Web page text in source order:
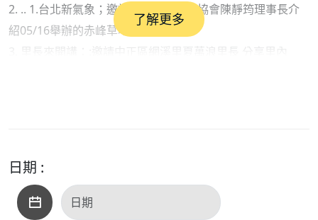
2. .. 1.台北新氣象；邀請赤峰商圈發展協會陳靜筠理事長介
紹05/16舉辦的赤峰草地音樂會活動
3. 里長來開講：:邀請中正區網溪里夏萬浪里長 分享里內
了解更多
日期 :